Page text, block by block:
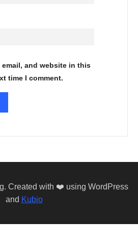
email, and website in this
time I comment.
Created with ❤️ using WordPress
and Kubio